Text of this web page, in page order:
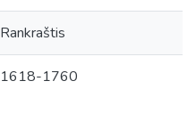
Rankraštis
1618-1760